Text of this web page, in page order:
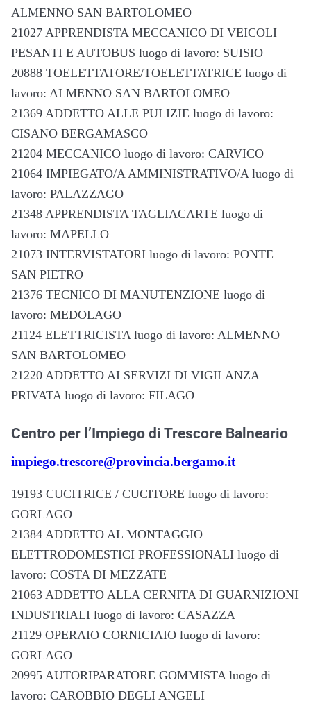
ALMENNO SAN BARTOLOMEO
21027 APPRENDISTA MECCANICO DI VEICOLI
PESANTI E AUTOBUS luogo di lavoro: SUISIO
20888 TOELETTATORE/TOELETTATRICE luogo di
lavoro: ALMENNO SAN BARTOLOMEO
21369 ADDETTO ALLE PULIZIE luogo di lavoro:
CISANO BERGAMASCO
21204 MECCANICO luogo di lavoro: CARVICO
21064 IMPIEGATO/A AMMINISTRATIVO/A luogo di
lavoro: PALAZZAGO
21348 APPRENDISTA TAGLIACARTE luogo di
lavoro: MAPELLO
21073 INTERVISTATORI luogo di lavoro: PONTE
SAN PIETRO
21376 TECNICO DI MANUTENZIONE luogo di
lavoro: MEDOLAGO
21124 ELETTRICISTA luogo di lavoro: ALMENNO
SAN BARTOLOMEO
21220 ADDETTO AI SERVIZI DI VIGILANZA
PRIVATA luogo di lavoro: FILAGO
Centro per l’Impiego di Trescore Balneario
impiego.trescore@provincia.bergamo.it
19193 CUCITRICE / CUCITORE luogo di lavoro:
GORLAGO
21384 ADDETTO AL MONTAGGIO
ELETTRODOMESTICI PROFESSIONALI luogo di
lavoro: COSTA DI MEZZATE
21063 ADDETTO ALLA CERNITA DI GUARNIZIONI
INDUSTRIALI luogo di lavoro: CASAZZA
21129 OPERAIO CORNICIAIO luogo di lavoro:
GORLAGO
20995 AUTORIPARATORE GOMMISTA luogo di
lavoro: CAROBBIO DEGLI ANGELI